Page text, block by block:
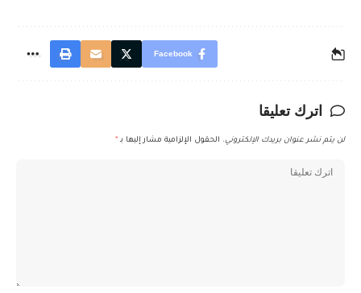
Facebook
اترك تعليقا
لن يتم نشر عنوان بريدك الإلكتروني. الحقول الإلزامية مشار إليها بـ *